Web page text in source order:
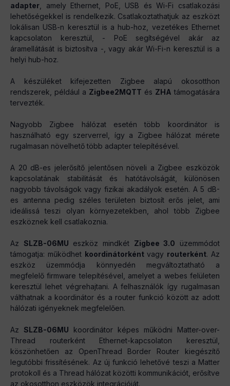
adapter , amely Ethernet, PoE, USB és Wi-Fi csatlakozási
lehetőségekkel is rendelkezik. Csatlakoztathatjuk az eszközt
lokálisan USB-n keresztül is a hub-hoz, vezetékes Ethernet
kapcsolaton keresztül, - PoE segítségével akár az
áramellátását is biztosítva -, vagy akár Wi-Fi-n keresztül is a
helyi hub-hoz.
A készüléket kifejezetten Zigbee alapú okosotthon
rendszerek, például a Zigbee2MQTT és ZHA támogatására
tervezték.
Nagyobb Zigbee hálózat esetén több koordinátor is
használható egy szerverrel, így a Zigbee hálózat mérete
rugalmasan növelhető több adapter telepítésével.
A 20 dB-es jelerősítő jelentősen növeli a Zigbee eszközök
kapcsolatának stabilitását és hatótávolságát, különösen
nagyobb távolságok vagy fizikai akadályok esetén. A 5 dB-
es antenna pedig széles területen biztosít erős jelet, ami
ideálissá teszi olyan környezetekben, ahol több Zigbee
eszköznek kell csatlakoznia.
Az SLZB-06MU eszköz mindkét Zigbee 3.0 üzemmódot
támogatja: működhet koordinátorkéntvagy routerként. Az
eszköz üzemmódja könnyedén megváltoztatható a
megfelelő firmware telepítésével, amelyet a webes felületen
keresztül lehet végrehajtani. A felhasználók így rugalmasan
válthatnak a koordinátor és a router funkció között az adott
hálózati igényeknek megfelelően.
Az SLZB-06MU koordinátor képes működni Matter-over-
Thread routerként Ethernet-kapcsolaton keresztül,
köszönhetően az OpenThread Border Router kiegészítő
legutóbbi frissítésének. Az új funkció lehetővé teszi a Matter
protokoll és a Thread hálózat közötti kommunikációt, erősítve
az okosotthon eszközök integrációját.